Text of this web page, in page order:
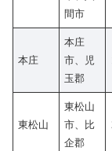
間市
本庄
本庄
市、児
玉郡
東松山
東松山
市、比
企郡